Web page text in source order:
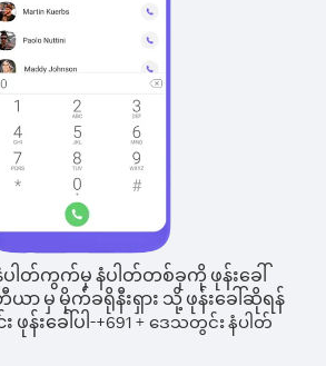
နံပါတ်ကွက်မှ နံပါတ်တစ်ခုကို ဖုန်းခေါ်
မှ မိုက်ခရိုနီးရှား သို့ ဖုန်းခေါ်ဆိုရန်
န်းခေါ်ပါ-+691+ ဒေသတွင်း နံပါတ်